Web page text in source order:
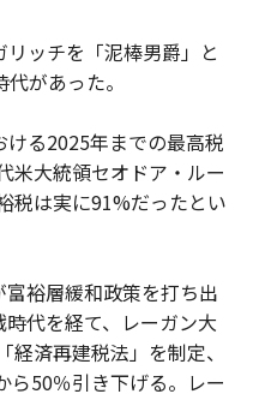
ッチを「泥棒男爵」と
があった。
る2025年までの最高税
米大統領セオドア・ルー
税は実に91%だったとい
裕層緩和政策を打ち出
代を経て、レーガン大
済再建税法」を制定、
ら50％引き下げる。レー